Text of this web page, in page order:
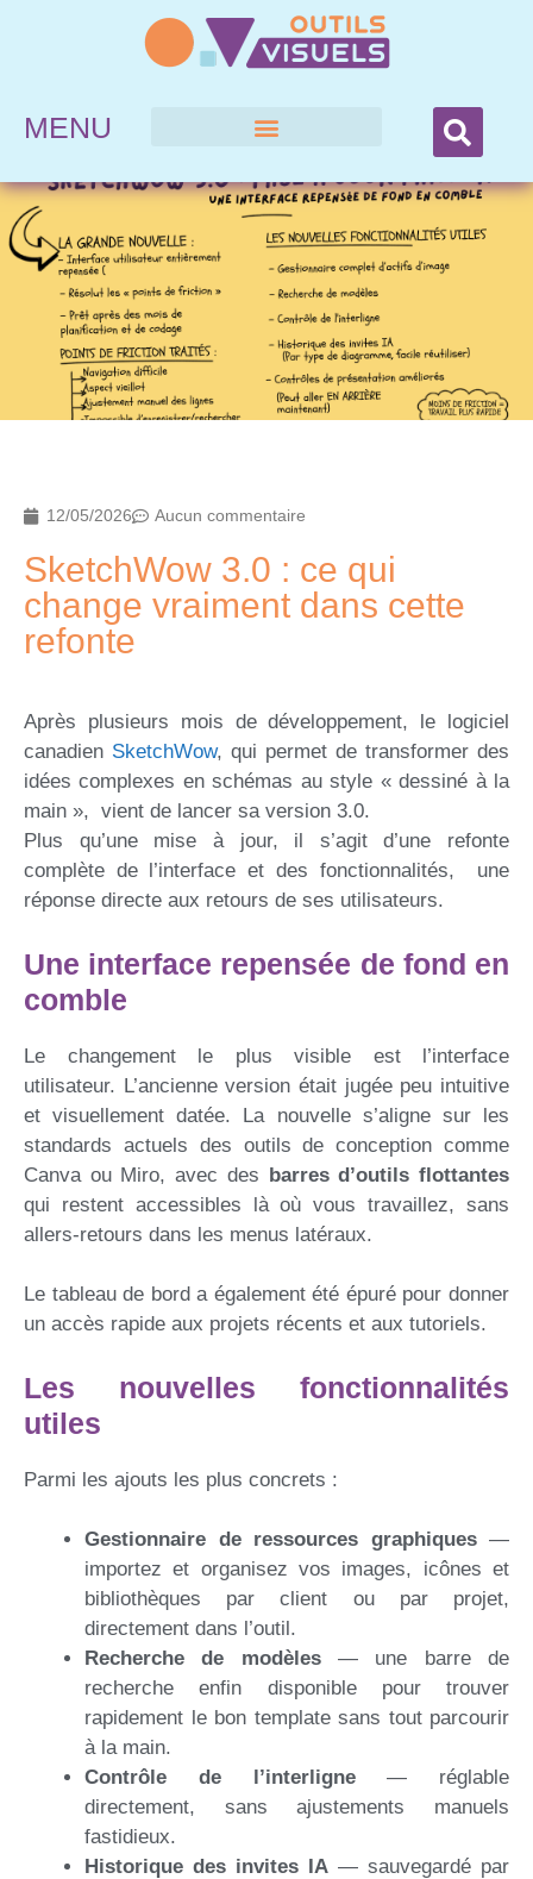
MENU
12/05/2026 Aucun commentaire
SketchWow 3.0 : ce qui
change vraiment dans cette
refonte
Après plusieurs mois de développement, le logiciel
canadien SketchWow, qui permet de transformer des
idées complexes en schémas au style « dessiné à la
main », vient de lancer sa version 3.0.
Plus qu’une mise à jour, il s’agit d’une refonte
complète de l’interface et des fonctionnalités, une
réponse directe aux retours de ses utilisateurs.
Une interface repensée de fond en
comble
Le changement le plus visible est l’interface
utilisateur. L’ancienne version était jugée peu intuitive
et visuellement datée. La nouvelle s’aligne sur les
standards actuels des outils de conception comme
Canva ou Miro, avec des barres d’outils flottantes
qui restent accessibles là où vous travaillez, sans
allers-retours dans les menus latéraux.
Le tableau de bord a également été épuré pour donner
un accès rapide aux projets récents et aux tutoriels.
Les nouvelles fonctionnalités
utiles
Parmi les ajouts les plus concrets :
Gestionnaire de ressources graphiques—
importez et organisez vos images, icônes et
bibliothèques par client ou par projet,
directement dans l’outil.
Recherche de modèles— une barre de
recherche enfin disponible pour trouver
rapidement le bon template sans tout parcourir
à la main.
Contrôle de l’interligne— réglable
directement, sans ajustements manuels
fastidieux.
Historique des invites IA — sauvegardé par